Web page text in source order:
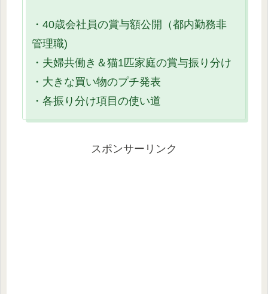
・40歳会社員の賞与額公開（都内勤務非
管理職)
・夫婦共働き＆猫1匹家庭の賞与振り分け
・大きな買い物のプチ発表
・各振り分け項目の使い道
スポンサーリンク